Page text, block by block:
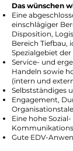
Das wünschen
Eine
einschlägiger
Disposition,
Bereich Tiefbau,
Spezialgebiet
Service- und
Handeln sowie
(intern und
Selbstständiges
Engagement,
Eine hohe
Gute EDV-